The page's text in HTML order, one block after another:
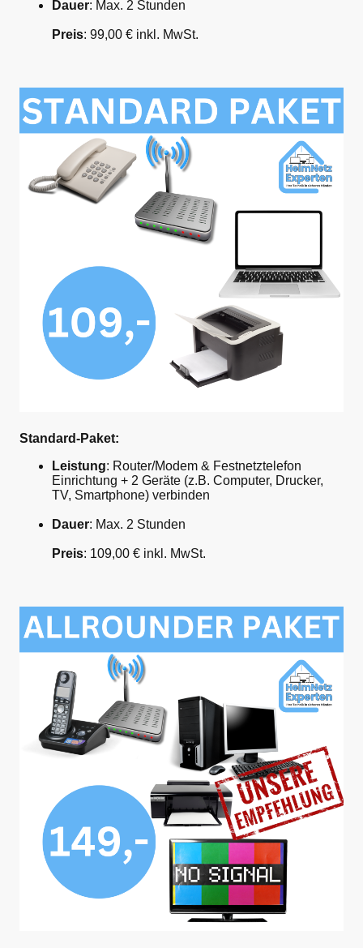
Dauer: Max. 2 Stunden
Preis: 99,00 € inkl. MwSt.
Standard-Paket:
Leistung: Router/Modem & Festnetztelefon
Einrichtung + 2 Geräte (z.B. Computer, Drucker,
TV, Smartphone) verbinden
Dauer: Max. 2 Stunden
Preis: 109,00 € inkl. MwSt.